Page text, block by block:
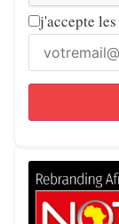
j'accepte les